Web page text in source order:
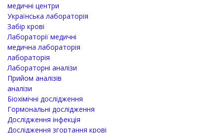
медичні центри
Українська лабораторія
Забір крові
Лабораторії медичні
медична лабораторія
лабораторія
Лабораторні аналізи
Прийом аналізів
аналізи
Біохімічні дослідження
Гормональні дослідження
Дослідження інфекція
Дослідження згортання крові